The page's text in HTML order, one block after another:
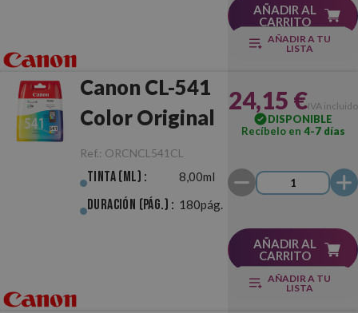
AÑADIR AL
CARRITO
AÑADIR A TU
LISTA
Canon CL-541
Color Original
Ref.: ORCNCL541CL
Tinta (ml) : 8,00ml
Duración (pág.) : 180pág.
24,15 €IVA incluido
DISPONIBLE
Recíbelo en 4-7 días
AÑADIR AL
CARRITO
AÑADIR A TU
LISTA